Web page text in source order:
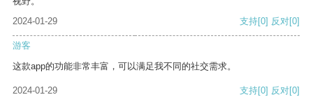
2024-01-29
支持[0] 反对[0]
游客
这款app的功能非常丰富，可以满足我不同的社交需求。
2024-01-29 支持[0] 反对[0]